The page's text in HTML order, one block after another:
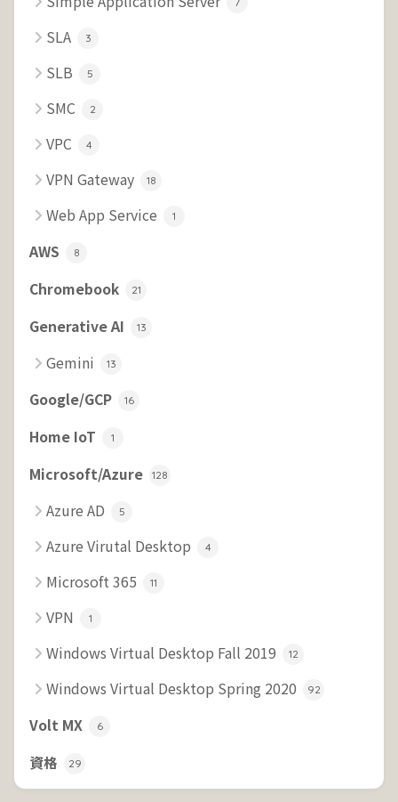
SLA 3
SLB 5
SMC 2
VPC 4
VPN Gateway 18
Web App Service 1
AWS 8
Chromebook 21
Generative AI 13
Gemini 13
Google/GCP 16
Home IoT 1
Microsoft/Azure 128
Azure AD 5
Azure Virutal Desktop 4
Microsoft 365 11
VPN 1
Windows Virtual Desktop Fall 2019 12
Windows Virtual Desktop Spring 2020 92
Volt MX 6
資格 29